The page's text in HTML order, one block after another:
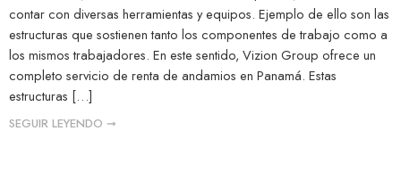
contar con diversas herramientas y equipos. Ejemplo de ello son las
estructuras que sostienen tanto los componentes de trabajo como a
los mismos trabajadores. En este sentido, Vizion Group ofrece un
completo servicio de renta de andamios en Panamá. Estas
estructuras […]
SEGUIR LEYENDO ➞